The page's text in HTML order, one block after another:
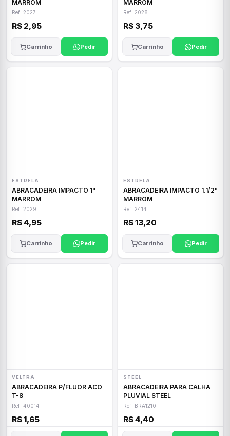
MARROM
Ref: 2027
R$ 2,95
Carrinho Pedir
MARROM
Ref: 2028
R$ 3,75
Carrinho Pedir
ESTRELA
ABRACADEIRA IMPACTO 1"
MARROM
Ref: 2029
R$ 4,95
Carrinho Pedir
ESTRELA
ABRACADEIRA IMPACTO 1.1/2"
MARROM
Ref: 2414
R$ 13,20
Carrinho Pedir
VELTRA
ABRACADEIRA P/FLUOR ACO
T-8
Ref: 40014
R$ 1,65
STEEL
ABRACADEIRA PARA CALHA
PLUVIAL STEEL
Ref: BRA1210
R$ 4,40